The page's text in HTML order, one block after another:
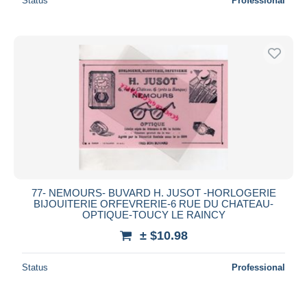
77- NEMOURS- BUVARD H. JUSOT -HORLOGERIE
BIJOUITERIE ORFEVRERIE-6 RUE DU CHATEAU-
OPTIQUE-TOUCY LE RAINCY
± $10.98
Status Professional